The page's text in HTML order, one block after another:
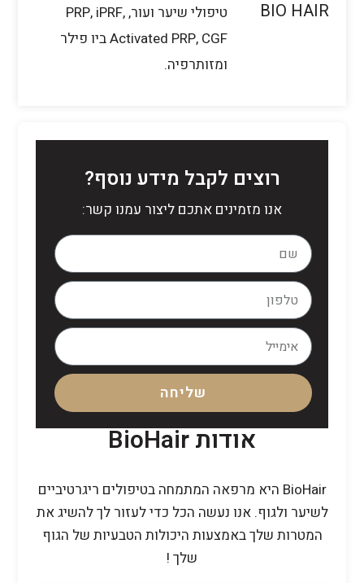
טיפולי שיער ועור, PRP, iPRF,
Activated PRP, CGF ביו פילר
ומזותרפיה.
רוצים לקבל מידע נוסף?
אנו מזמינים אתכם ליצור עמנו קשר:
שליחה
אודות BioHair
BioHair היא מרפאה המתמחה בטיפולים ריגרטיביים
לשיער ולגוף. אנו נעשה הכל כדי לעזור לך להשיג את
המטרות שלך באמצעות היכולות הטבעיות של הגוף
שלך !